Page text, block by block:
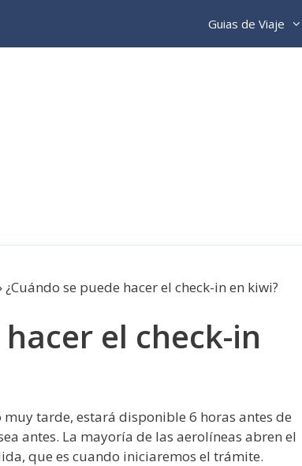
Guias de Viaje
¿Cuándo se puede hacer el check-in en kiwi?
el check-in
muy tarde, estará disponible 6 horas antes de
antes. La mayoría de las aerolíneas abren el
que es cuando iniciaremos el trámite.